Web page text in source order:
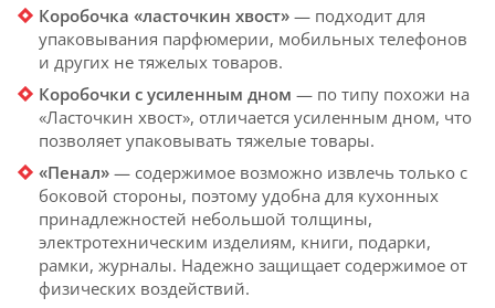
Коробочка «ласточкин хвост» — подходит для
упаковывания парфюмерии, мобильных телефонов
и других не тяжелых товаров.
Коробочки с усиленным дном — по типу похожи на
«Ласточкин хвост», отличается усиленным дном, что
позволяет упаковывать тяжелые товары.
«Пенал» — содержимое возможно извлечь только с
боковой стороны, поэтому удобна для кухонных
принадлежностей небольшой толщины,
электротехническим изделиям, книги, подарки,
рамки, журналы. Надежно защищает содержимое от
физических воздействий.